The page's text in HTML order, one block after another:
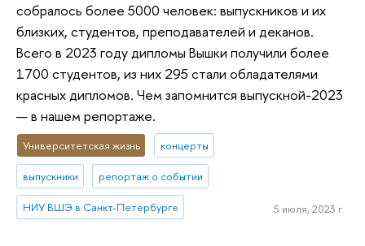
собралось более 5000 человек: выпускников и их
близких, студентов, преподавателей и деканов.
Всего в 2023 году дипломы Вышки получили более
1700 студентов, из них 295 стали обладателями
красных дипломов. Чем запомнится выпускной-2023
— в нашем репортаже.
Университетская жизнь концерты
выпускники репортаж о событии
НИУ ВШЭ в Санкт-Петербурге 5 июля, 2023 г.